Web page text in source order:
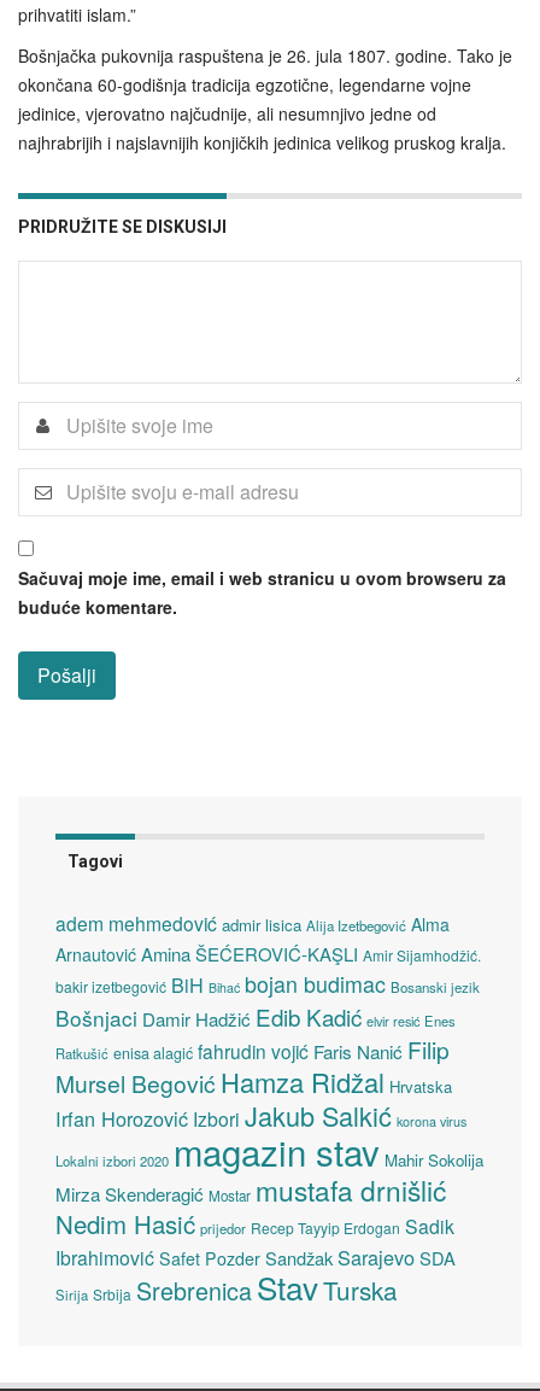
prihvatiti islam.”
Bošnjačka pukovnija raspuštena je 26. jula 1807. godine. Tako je
okončana 60-godišnja tradicija egzotične, legendarne vojne
jedinice, vjerovatno najčudnije, ali nesumnjivo jedne od
najhrabrijih i najslavnijih konjičkih jedinica velikog pruskog kralja.
PRIDRUŽITE SE DISKUSIJI
Sačuvaj moje ime, email i web stranicu u ovom browseru za
buduće komentare.
Tagovi
adem mehmedović admir lisica Alija Izetbegović Alma
Arnautović Amina ŠEĆEROVIĆ-KAŞLI Amir Sijamhodžić.
bakir izetbegović BiH Bihać bojan budimac Bosanski jezik
Bošnjaci Damir Hadžić Edib Kadić elvir resić Enes
Ratkušić enisa alagić fahrudin vojić Faris Nanić Filip
Mursel Begović Hamza Ridžal Hrvatska
Irfan Horozović Izbori Jakub Salkić korona virus
Lokalni izbori 2020 magazin stav Mahir Sokolija
Mirza Skenderagić Mostar mustafa drnišlić
Nedim Hasić prijedor Recep Tayyip Erdogan Sadik
Ibrahimović Safet Pozder SandžakSarajevoSDA
Sirija Srbija SrebrenicaStavTurska